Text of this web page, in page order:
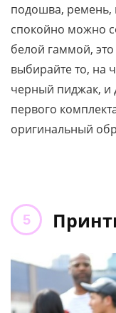
подошва, ремень,
спокойно можно
белой гаммой, это
выбирайте то, на
черный пиджак, и
первого
оригинальный